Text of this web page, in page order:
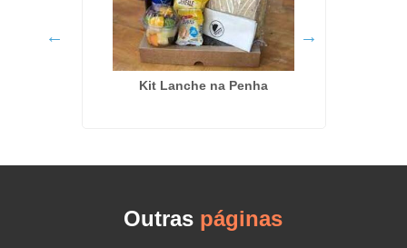
Kit Lanche na Penha
Outras páginas